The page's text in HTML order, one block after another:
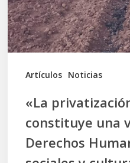
Artículos Noticias
una
violación
de
Humanos
económicos,
sociales
«La
constituye una
Derechos